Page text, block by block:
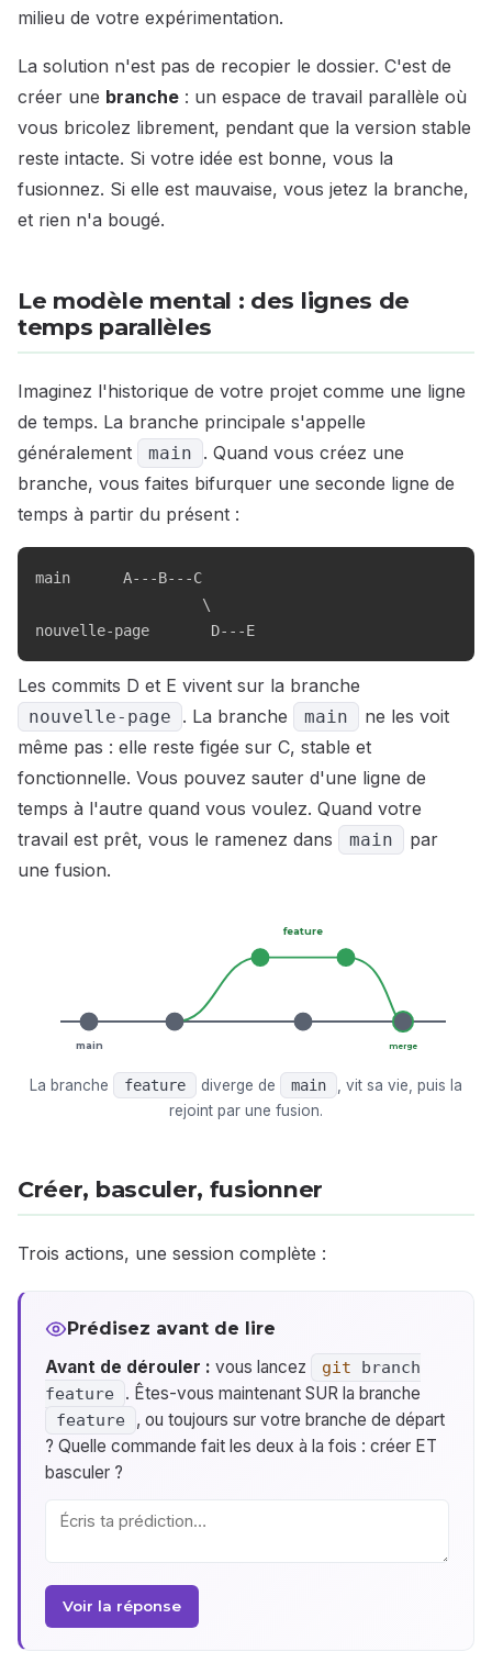
milieu de votre expérimentation.
La solution n'est pas de recopier le dossier. C'est de
créer une branche : un espace de travail parallèle où
vous bricolez librement, pendant que la version stable
reste intacte. Si votre idée est bonne, vous la
fusionnez. Si elle est mauvaise, vous jetez la branche,
et rien n'a bougé.
Le modèle mental : des lignes de
temps parallèles
Imaginez l'historique de votre projet comme une ligne
de temps. La branche principale s'appelle
généralement
main
. Quand vous créez une
branche, vous faites bifurquer une seconde ligne de
temps à partir du présent :
main      A---B---C
                   \
nouvelle-page       D---E
Les commits D et E vivent sur la branche
nouvelle-page . La branche main
ne les voit
même pas : elle reste figée sur C, stable et
fonctionnelle. Vous pouvez sauter d'une ligne de
temps à l'autre quand vous voulez. Quand votre
travail est prêt, vous le ramenez dans
main
par
une fusion.
main
feature
merge
La branche feature diverge de main
, vit sa vie, puis la
rejoint par une fusion.
Créer, basculer, fusionner
Trois actions, une session complète :
Prédisez avant de lire
Avant de dérouler : vous lancez git branch
feature
. Êtes-vous maintenant SUR la branche
feature
, ou toujours sur votre branche de départ
? Quelle commande fait les deux à la fois : créer ET
basculer ?
Voir la réponse